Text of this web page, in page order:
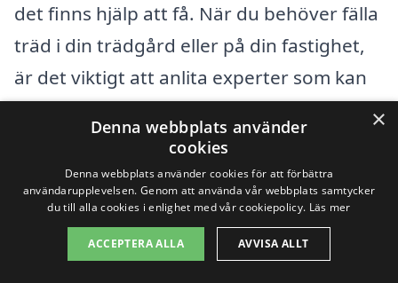
det finns hjälp att få. När du behöver fälla
träd i din trädgård eller på din fastighet,
är det viktigt att anlita experter som kan
utföra jobbet säkert och effektivt.
Förutom Hunnestad finns det flera
närliggande städer där du också kan hitta
kvalificerade företag, vilket ger dig fler
alternativ att jämföra priser och tjänster.
Här är några av de städer du kan
×
Denna webbplats använder
cookies
Denna webbplats använder cookies för att förbättra
användarupplevelsen. Genom att använda vår webbplats samtycker
du till alla cookies i enlighet med vår cookiepolicy. Läs mer
ACCEPTERA ALLA AVVISA ALLT